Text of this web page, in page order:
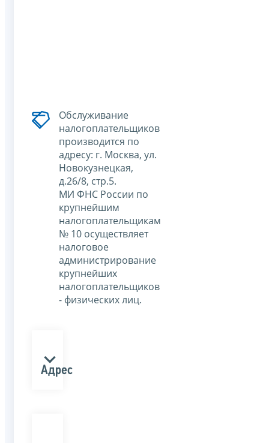
Обслуживание
налогоплательщиков
производится по
адресу: г. Москва, ул.
Новокузнецкая,
д.26/8, стр.5.
МИ ФНС России по
крупнейшим
налогоплательщикам
№ 10 осуществляет
налоговое
администрирование
крупнейших
налогоплательщиков
- физических лиц.
Адрес